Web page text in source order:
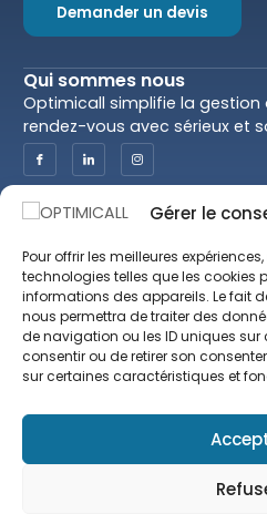
Gérer le
Pour offrir les meilleures
technologies telles que les cookies
informations des appareils. Le fait
nous permettra de traiter des
de navigation ou les ID uniques sur
consentir ou de retirer son
sur certaines caractéristiques et
Demander un devis
Qui sommes nous
Optimicall simplifie la gestion
rendez-vous avec sérieux et
Optimicall
Nos praticiens
Prendre rendez-vous
Blog
Spécialités
Contactez-nous
contact@optimicall.com